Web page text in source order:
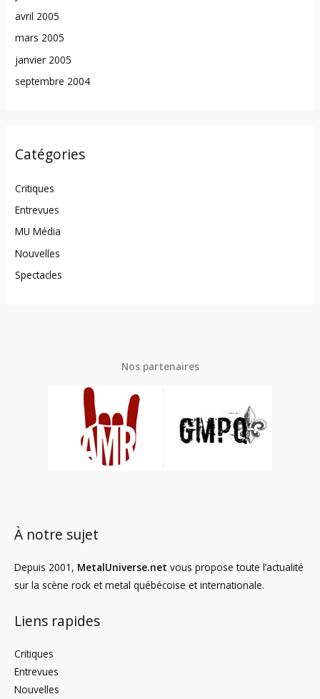
avril 2005
mars 2005
janvier 2005
septembre 2004
Catégories
Critiques
Entrevues
MU Média
Nouvelles
Spectacles
Nos partenaires
À notre sujet
Depuis 2001, MetalUniverse.net vous propose toute l’actualité
sur la scène rock et metal québécoise et internationale.
Liens rapides
Critiques
Entrevues
Nouvelles